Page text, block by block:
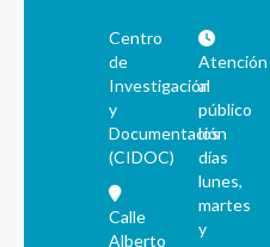
Centro
de
Investigación
y
Documentación
(CIDOC)
Calle
Alberto
Atención
al
público
los
días
lunes,
martes
y